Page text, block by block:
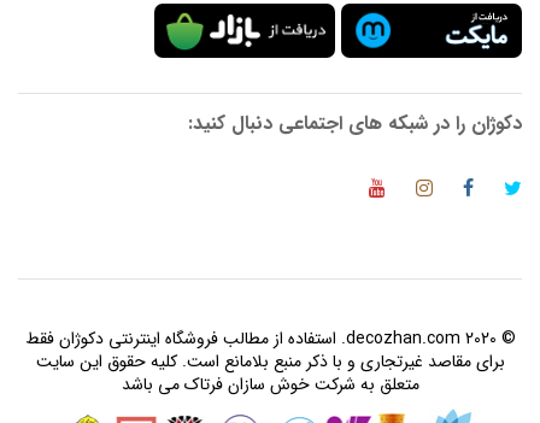
دکوژان را در شبکه های اجتماعی دنبال کنید:
© 2020 decozhan.com. استفاده از مطالب فروشگاه اینترنتی دکوژان فقط
برای مقاصد غیرتجاری و با ذکر منبع بلامانع است. کلیه حقوق این سایت
متعلق به شرکت خوش سازان فرتاک می باشد